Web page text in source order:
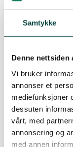
Samtykke
Denne nettsiden
Vi bruker
annonser et
mediefunksjoner
dessuten
vårt, med
annonsering og
med annen
– granskog er
– granskog
dyreliv.
– at det er
enkelte typer
den